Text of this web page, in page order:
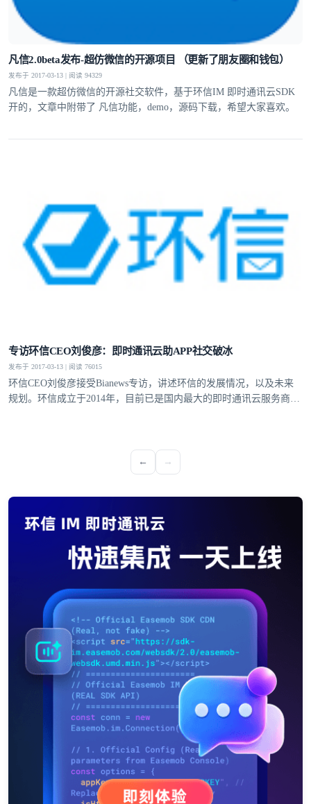
凡信2.0beta发布-超仿微信的开源项目 （更新了朋友圈和钱包）
发布于 2017-03-13 | 阅读 94329
凡信是一款超仿微信的开源社交软件，基于环信IM 即时通讯云SDK
开的，文章中附带了 凡信功能，demo，源码下载，希望大家喜欢。
专访环信CEO刘俊彦：即时通讯云助APP社交破冰
发布于 2017-03-13 | 阅读 76015
环信CEO刘俊彦接受Bianews专访，讲述环信的发展情况，以及未来
规划。环信成立于2014年，目前已是国内最大的即时通讯云服务商，
← →
通讯云服务条款
登录客服云